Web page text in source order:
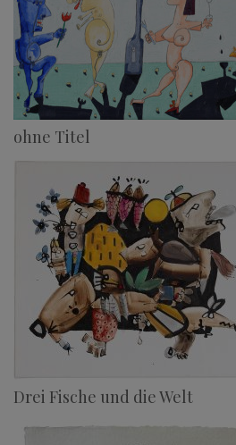
ohne Titel
Drei Fische und die Welt